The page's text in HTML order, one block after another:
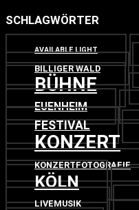
SCHLAGWÖRTER
AVAILABLE LIGHT
BILLIGER WALD
BÜHNE
EUENHEIM
FESTIVAL
KONZERT
KONZERTFOTOGRAFIE
KÖLN
LIVEMUSIK